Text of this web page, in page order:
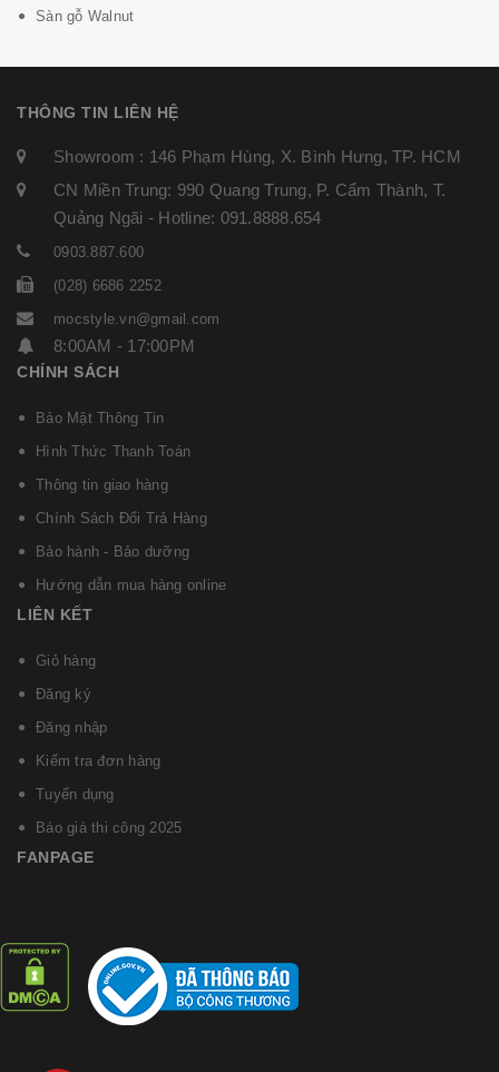
Sàn gỗ Walnut
THÔNG TIN LIÊN HỆ
Showroom : 146 Phạm Hùng, X. Bình Hưng, TP. HCM
CN Miền Trung: 990 Quang Trung, P. Cẩm Thành, T.
Quảng Ngãi - Hotline: 091.8888.654
0903.887.600
(028) 6686 2252
mocstyle.vn@gmail.com
8:00AM - 17:00PM
CHÍNH SÁCH
Bảo Mật Thông Tin
Hình Thức Thanh Toán
Thông tin giao hàng
Chính Sách Đổi Trả Hàng
Bảo hành - Bảo dưỡng
Hướng dẫn mua hàng online
LIÊN KẾT
Giỏ hàng
Đăng ký
Đăng nhập
Kiểm tra đơn hàng
Tuyển dụng
Báo giá thi công 2025
FANPAGE